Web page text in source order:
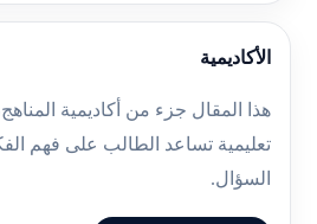
الأكاديمية
هذا المقال جزء من أكاديمية
تعليمية تساعد الطالب على فهم
السؤال.